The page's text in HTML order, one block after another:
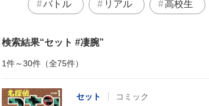
バトル リアル 高校生
検索結果 セット #凄腕
1件～30件（全75件）
セット コミック